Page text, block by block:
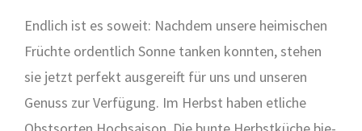
End­lich ist es soweit: Nach­dem unse­re hei­mi­schen
Früch­te ordent­lich Son­ne tan­ken konn­ten, ste­hen
sie jetzt per­fekt aus­ge­reift für uns und unse­ren
Genuss zur Ver­fü­gung. Im Herbst haben etli­che